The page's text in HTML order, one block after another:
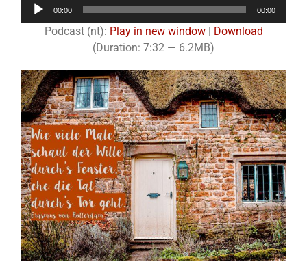
00:00 00:00
Podcast (nt): Play in new window| Download
(Duration: 7:32 — 6.2MB)